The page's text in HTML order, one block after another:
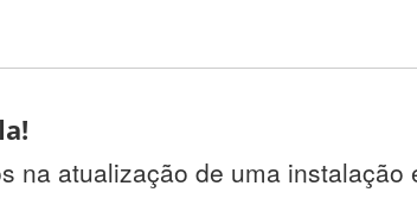
na atualização de uma